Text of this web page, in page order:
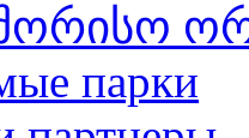
парки